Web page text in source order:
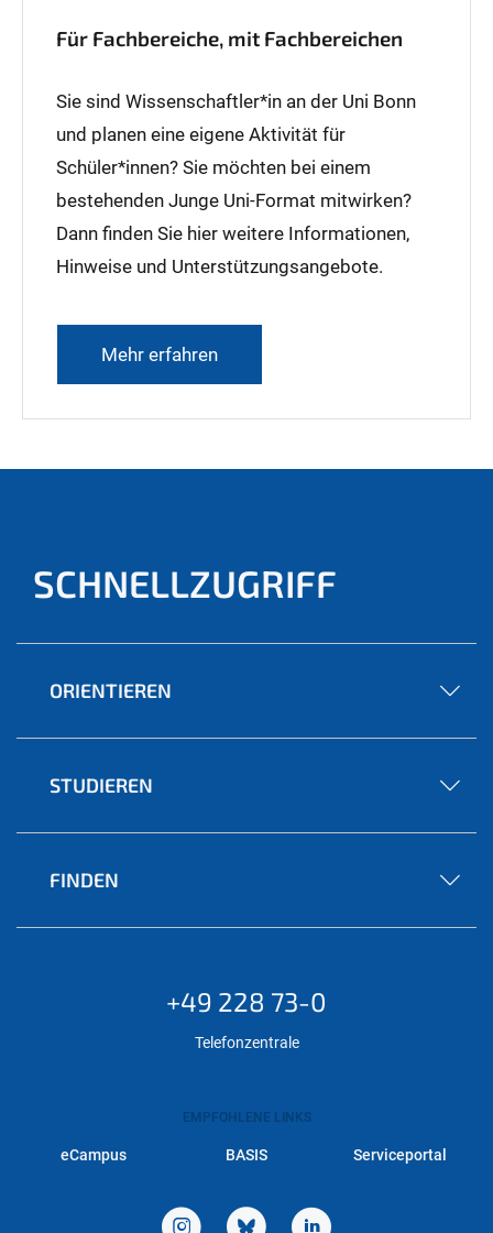
Für Fachbereiche, mit Fachbereichen
Sie sind Wissenschaftler*in an der Uni Bonn
und planen eine eigene Aktivität für
Schüler*innen? Sie möchten bei einem
bestehenden Junge Uni-Format mitwirken?
Dann finden Sie hier weitere Informationen,
Hinweise und Unterstützungsangebote.
Mehr erfahren
SCHNELLZUGRIFF
ORIENTIEREN
STUDIEREN
FINDEN
+49 228 73-0
Telefonzentrale
EMPFOHLENE LINKS
eCampus BASIS Serviceportal